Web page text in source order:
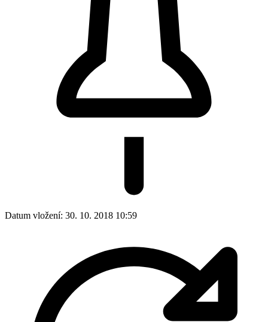
Datum vložení: 30. 10. 2018 10:59